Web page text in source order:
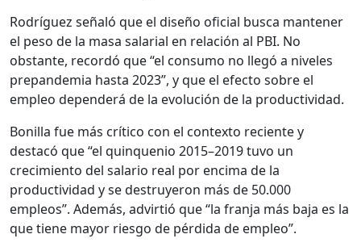
Rodríguez señaló que el diseño oficial busca mantener
el peso de la masa salarial en relación al PBI. No
obstante, recordó que “el consumo no llegó a niveles
prepandemia hasta 2023”, y que el efecto sobre el
empleo dependerá de la evolución de la productividad.
Bonilla fue más crítico con el contexto reciente y
destacó que “el quinquenio 2015–2019 tuvo un
crecimiento del salario real por encima de la
productividad y se destruyeron más de 50.000
empleos”. Además, advirtió que “la franja más baja es la
que tiene mayor riesgo de pérdida de empleo”.